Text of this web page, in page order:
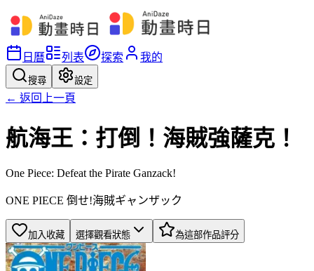
日曆 列表 探索 我的
搜尋 設定
← 返回上一頁
航海王：打倒！海賊強薩克！
One Piece: Defeat the Pirate Ganzack!
ONE PIECE 倒せ!海賊ギャンザック
加入收藏 選擇觀看狀態 為這部作品評分